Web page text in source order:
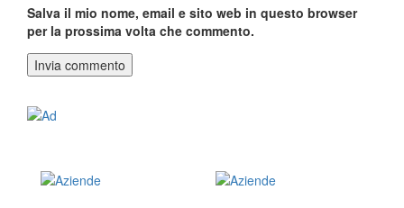
Salva il mio nome, email e sito web in questo browser
per la prossima volta che commento.